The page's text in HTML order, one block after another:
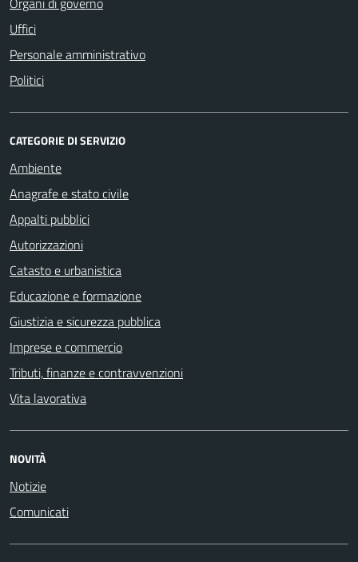
Uffici
Personale amministrativo
Politici
CATEGORIE DI SERVIZIO
Ambiente
Anagrafe e stato civile
Appalti pubblici
Autorizzazioni
Catasto e urbanistica
Educazione e formazione
Giustizia e sicurezza pubblica
Imprese e commercio
Tributi, finanze e contravvenzioni
Vita lavorativa
NOVITÀ
Notizie
Comunicati